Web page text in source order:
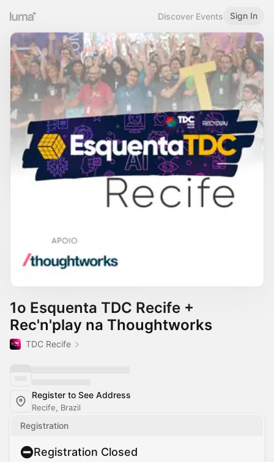
Discover Events Sign In
1o Esquenta TDC Recife +
Rec'n'play na Thoughtworks
TDC Recife
Register to See Address
Recife, Brazil
Registration
Registration Closed